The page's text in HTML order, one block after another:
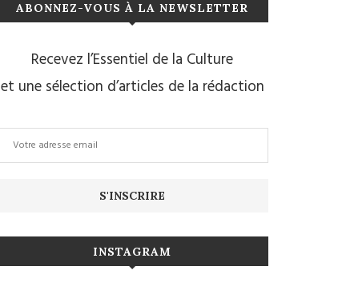
ABONNEZ-VOUS À LA NEWSLETTER
Recevez l’Essentiel de la Culture
et une sélection d’articles de la rédaction
INSTAGRAM